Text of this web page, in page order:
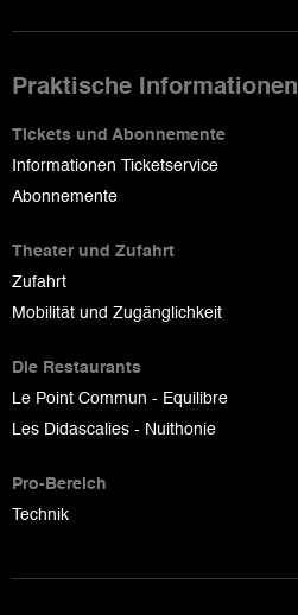
Praktische Informationen
Tickets und Abonnemente
Informationen Ticketservice
Abonnemente
Theater und Zufahrt
Zufahrt
Mobilität und Zugänglichkeit
Die Restaurants
Le Point Commun - Equilibre
Les Didascalies - Nuithonie
Pro-Bereich
Technik